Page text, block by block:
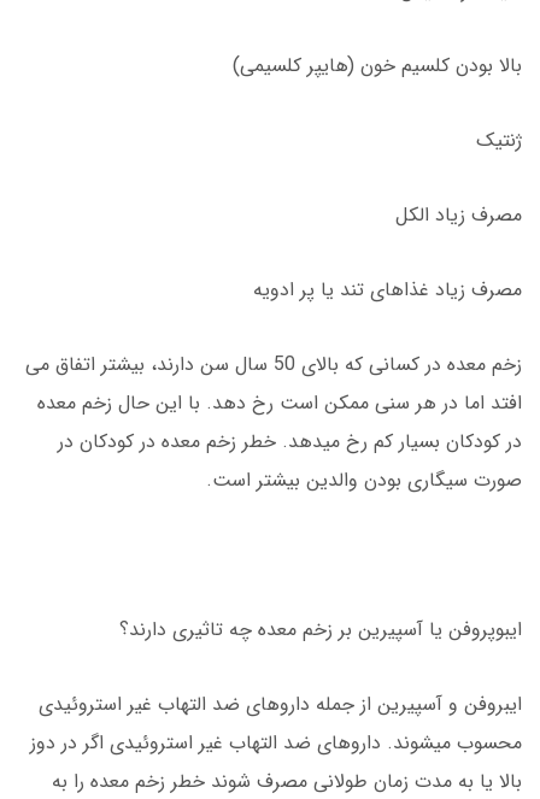
بالا بودن کلسیم خون (هایپر کلسیمی)
ژنتیک
مصرف زیاد الکل
مصرف زیاد غذاهای تند یا پر ادویه
زخم معده در کسانی که بالای 50 سال سن دارند، بیشتر اتفاق می
افتد اما در هر سنی ممکن است رخ دهد. با این حال زخم معده
در کودکان بسیار کم رخ میدهد. خطر زخم معده در کودکان در
صورت سیگاری بودن والدین بیشتر است.
ایبوپروفن یا آسپیرین بر زخم معده چه تاثیری دارند؟
ایبروفن و آسپیرین از جمله داروهای ضد التهاب غیر استروئیدی
محسوب میشوند. داروهای ضد التهاب غیر استروئیدی اگر در دوز
بالا یا به مدت زمان طولانی مصرف شوند خطر زخم معده را به